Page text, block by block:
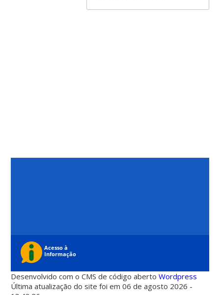
Desenvolvido com o CMS de código abertoWordpress
Última atualização do site foi em 06 de agosto 2026 -